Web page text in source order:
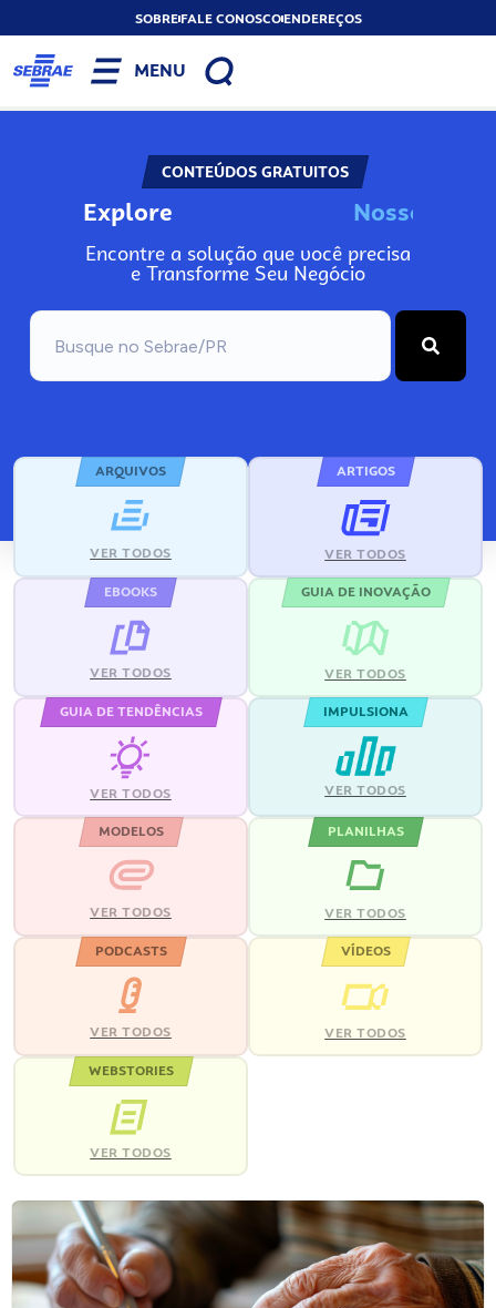
SOBREFALE CONOSCOENDEREÇOS
MENU
CONTEÚDOS GRATUITOS
Explore Nosso
Encontre a solução que você precisa
e Transforme Seu Negócio
ARQUIVOS
VER TODOS
ARTIGOS
VER TODOS
EBOOKS
VER TODOS
GUIA DE INOVAÇÃO
VER TODOS
GUIA DE TENDÊNCIAS
VER TODOS
IMPULSIONA
VER TODOS
MODELOS
VER TODOS
PLANILHAS
VER TODOS
PODCASTS
VER TODOS
VÍDEOS
VER TODOS
WEBSTORIES
VER TODOS